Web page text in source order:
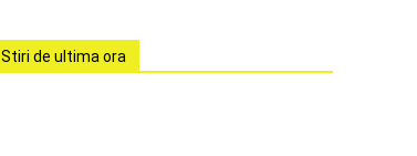
Stiri de ultima ora